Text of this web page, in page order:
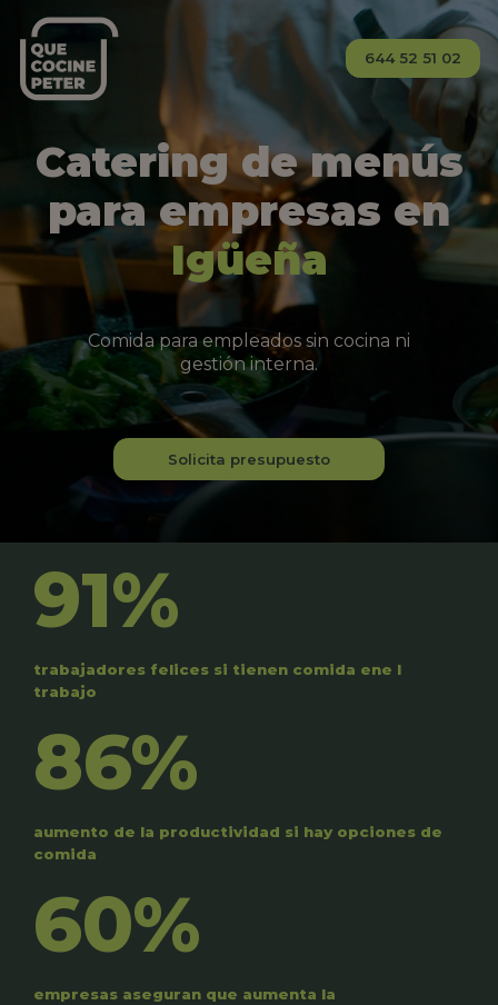
644 52 51 02
Catering de menús
para empresas en
Igüeña
Comida para empleados sin cocina ni
gestión interna.
Solicita presupuesto
91%
trabajadores felices si tienen comida ene l
trabajo
86%
aumento de la productividad si hay opciones de
comida
60%
empresas aseguran que aumenta la